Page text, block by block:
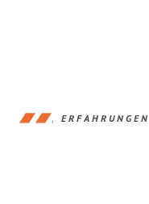
ERFAHRUNGEN